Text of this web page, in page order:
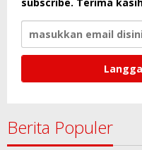
Berita Populer